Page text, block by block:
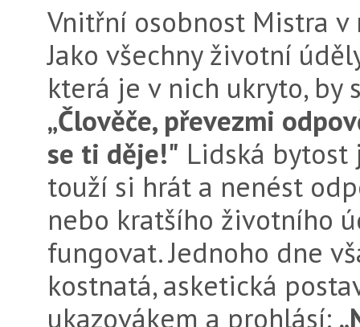
Vnitřní osobnost Mistra v
Jako všechny životní
která je v nich ukryto, by
„Člověče, převezmi
se ti děje!" Lidská
touží si hrát a nenést
nebo kratšího životního
fungovat. Jednoho dne
kostnatá, asketická
ukazovákem a prohlásí: